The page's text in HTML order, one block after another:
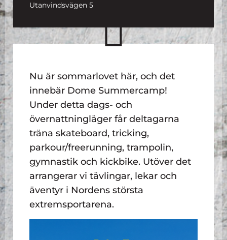
Utanvindsvägen 5
Nu är sommarlovet här, och det
innebär Dome Summercamp!
Under detta dags- och
övernattningläger får deltagarna
träna skateboard, tricking,
parkour/freerunning, trampolin,
gymnastik och kickbike. Utöver det
arrangerar vi tävlingar, lekar och
äventyr i Nordens största
extremsportarena.